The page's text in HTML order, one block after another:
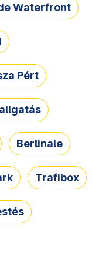
Waterfront
Pért
Berlinale
Trafibox